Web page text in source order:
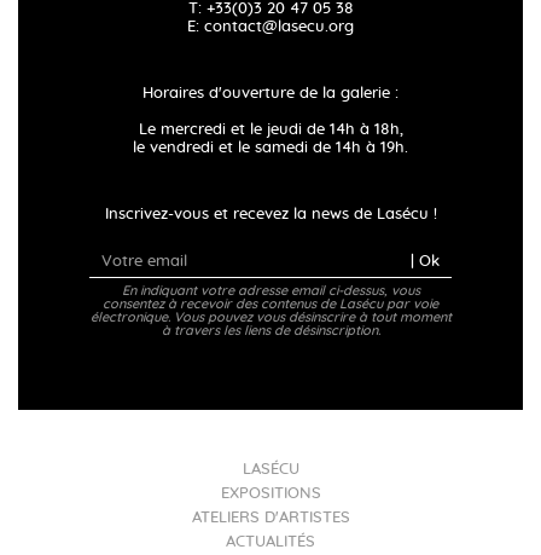
T: +33(0)3 20 47 05 38
E: contact@lasecu.org
Horaires d'ouverture de la galerie :
Le mercredi et le jeudi de 14h à 18h,
le vendredi et le samedi de 14h à 19h.
Inscrivez-vous et recevez la news de Lasécu !
| Ok
En indiquant votre adresse email ci-dessus, vous
consentez à recevoir des contenus de Lasécu par voie
électronique. Vous pouvez vous désinscrire à tout moment
à travers les liens de désinscription.
LASÉCU
EXPOSITIONS
ATELIERS D'ARTISTES
ACTUALITÉS